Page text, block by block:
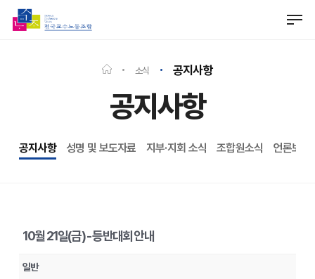
소식 공지사항
공지사항
공지사항 성명 및 보도자료 지부·지회 소식 조합원소식 언론보도
10월 21일(금) - 등반대회 안내
일반